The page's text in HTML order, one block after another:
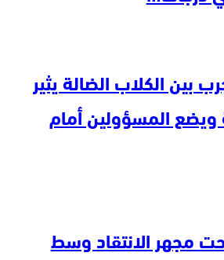
بين الكلاب الضالة يثير
المسؤولين أمام
مجهر الانتقاد وسط